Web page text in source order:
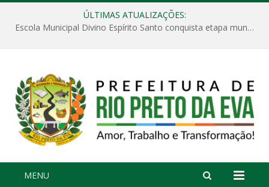
ÚLTIMAS ATUALIZAÇÕES:
Escola Municipal Divino Espírito Santo conquista etapa municipal da V Feira Amazonense de Matemática
MENU